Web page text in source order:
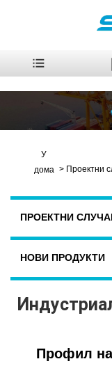
У
дома > Проектни
ПРОЕКТНИ
НОВИ ПРОДУКТИ
Профил